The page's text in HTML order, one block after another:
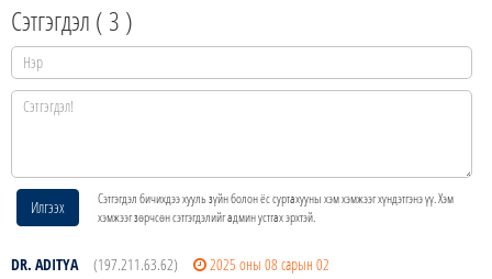
Сэтгэгдэл ( 3 )
Илгээх
Сэтгэгдэл бичихдээ хууль зүйн болон ёс суртахууны хэм хэмжээг хүндэтгэнэ үү. Хэм
хэмжээг зөрчсөн сэтгэгдэлийг админ устгах эрхтэй.
DR. ADITYA (197.211.63.62)
2025 оны 08 сарын 02